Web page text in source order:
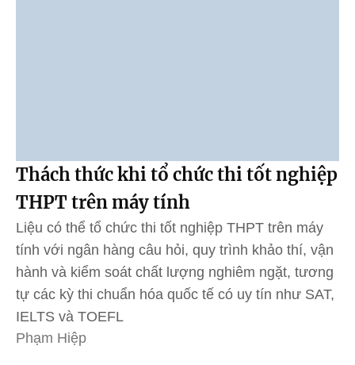
Thách thức khi tổ chức thi tốt nghiệp
THPT trên máy tính
Liệu có thể tổ chức thi tốt nghiệp THPT trên máy
tính với ngân hàng câu hỏi, quy trình khảo thí, vận
hành và kiểm soát chất lượng nghiêm ngặt, tương
tự các kỳ thi chuẩn hóa quốc tế có uy tín như SAT,
IELTS và TOEFL
Phạm Hiệp